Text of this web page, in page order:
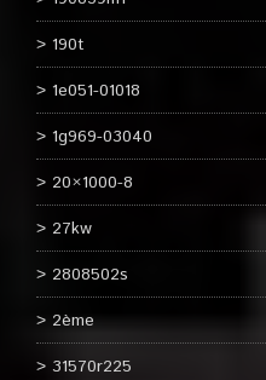
190t
1e051-01018
1g969-03040
20×1000-8
27kw
2808502s
2ème
31570r225